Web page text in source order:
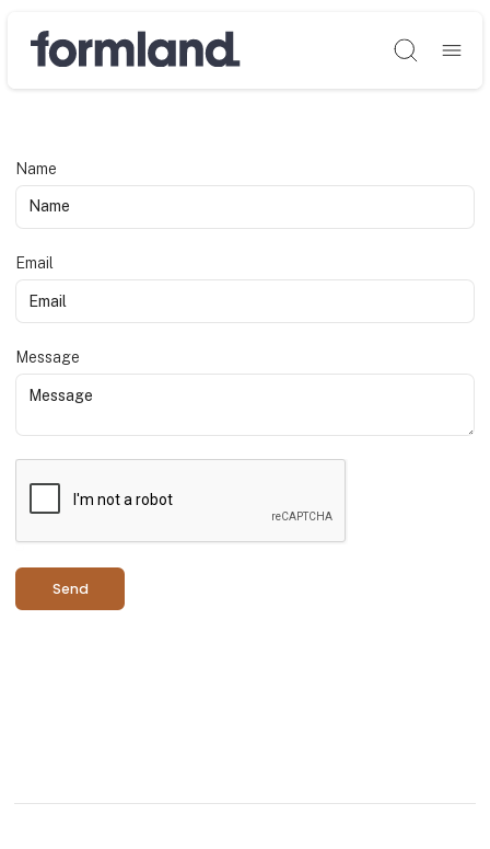
Søg
Name
Email
Message
Send